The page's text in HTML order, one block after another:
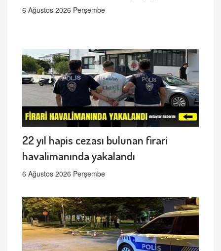
6 Ağustos 2026 Perşembe
22 yıl hapis cezası bulunan firari
havalimanında yakalandı
6 Ağustos 2026 Perşembe